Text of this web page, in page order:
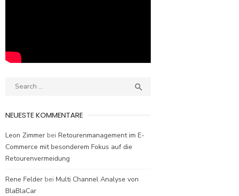
Search

NEUESTE KOMMENTARE
Leon Zimmer bei Retourenmanagement im E-
Commerce mit besonderem Fokus auf die
Retourenvermeidung
Rene Felder bei Multi Channel Analyse von
BlaBlaCar